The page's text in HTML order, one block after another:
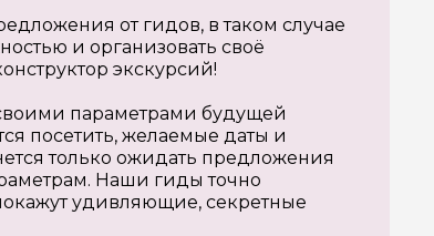
от гидов, в таком случае
и организовать своё
экскурсий!
своими параметрами будущей
посетить, желаемые даты и
только ожидать предложения
Наши гиды точно
удивляющие, секретные